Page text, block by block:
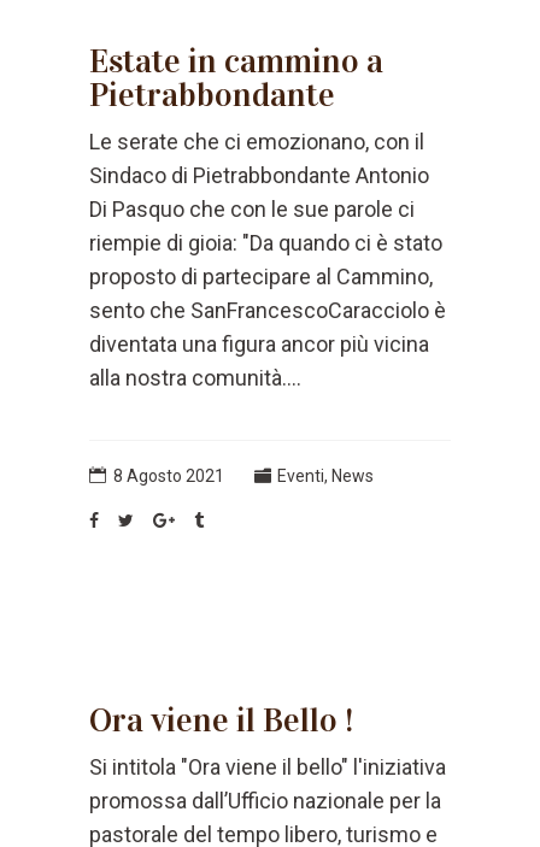
Estate in cammino a
Pietrabbondante
Le serate che ci emozionano, con il
Sindaco di Pietrabbondante Antonio
Di Pasquo che con le sue parole ci
riempie di gioia: "Da quando ci è stato
proposto di partecipare al Cammino,
sento che SanFrancescoCaracciolo è
diventata una figura ancor più vicina
alla nostra comunità....
8 Agosto 2021 Eventi, News
Ora viene il Bello !
Si intitola "Ora viene il bello" l'iniziativa
promossa dall’Ufficio nazionale per la
pastorale del tempo libero, turismo e